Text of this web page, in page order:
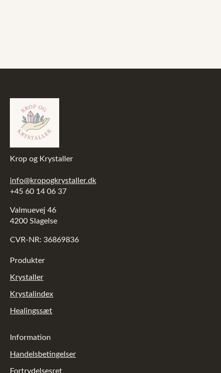
Krop og Krystaller
info@kropogkrystaller.dk
+45 60 14 06 37
Valmuevej 46
4200 Slagelse
CVR-NR: 36869836
Produkter
Krystaller
Krystalindex
Healingssæt
Information
Handelsbetingelser
Fortrydelsesret